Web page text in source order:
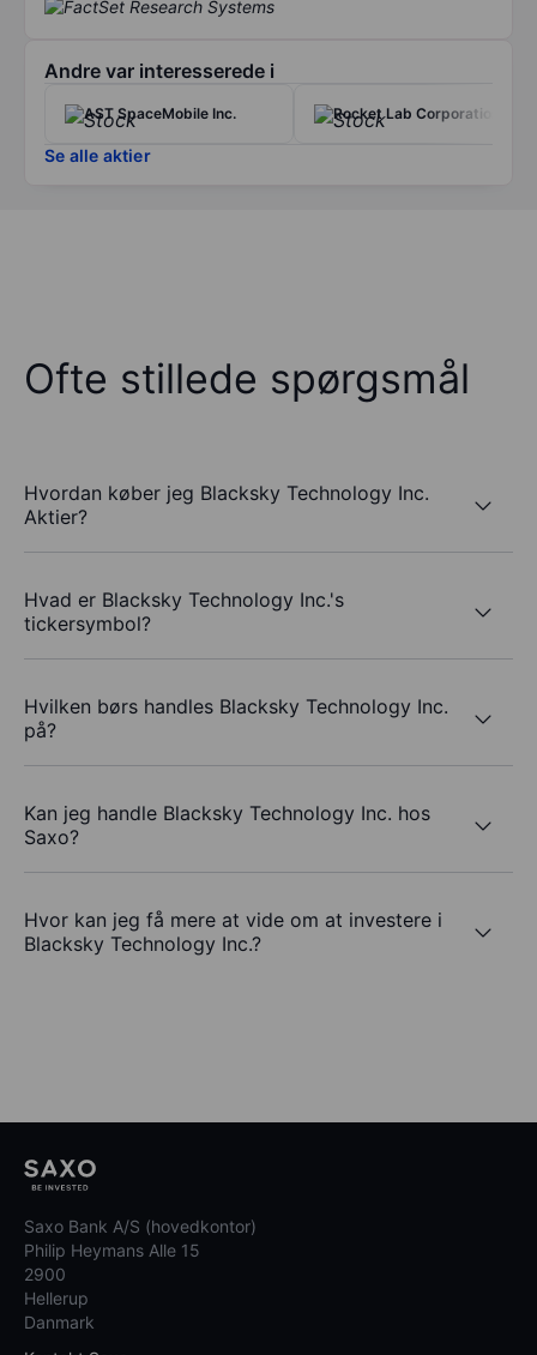
Andre var interesserede i
AST SpaceMobile Inc. Rocket Lab Corporation
Se alle aktier
Ofte stillede spørgsmål
Hvordan køber jeg Blacksky Technology Inc.
Aktier?
Hvad er Blacksky Technology Inc.'s
tickersymbol?
Hvilken børs handles Blacksky Technology Inc.
på?
Kan jeg handle Blacksky Technology Inc. hos
Saxo?
Hvor kan jeg få mere at vide om at investere i
Blacksky Technology Inc.?
Saxo Bank A/S (hovedkontor)
Philip Heymans Alle 15
2900
Hellerup
Danmark